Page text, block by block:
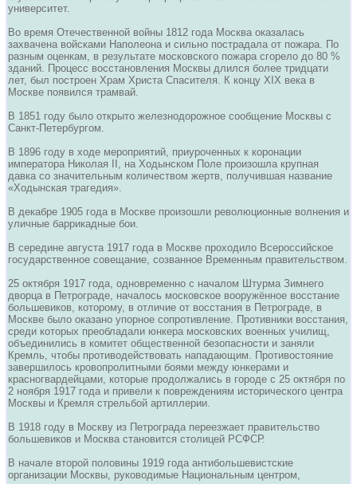
университет.
Во время Отечественной войны 1812 года Москва оказалась
захвачена войсками Наполеона и сильно пострадала от пожара. По
разным оценкам, в результате московского пожара сгорело до 80 %
зданий. Процесс восстановления Москвы длился более тридцати
лет, был построен Храм Христа Спасителя. К концу XIX века в
Москве появился трамвай.
В 1851 году было открыто железнодорожное сообщение Москвы с
Санкт-Петербургом.
В 1896 году в ходе мероприятий, приуроченных к коронации
императора Николая II, на Ходынском Поле произошла крупная
давка со значительным количеством жертв, получившая название
«Ходынская трагедия».
В декабре 1905 года в Москве произошли революционные волнения и
уличные баррикадные бои.
В середине августа 1917 года в Москве проходило Всероссийское
государственное совещание, созванное Временным правительством.
25 октября 1917 года, одновременно с началом Штурма Зимнего
дворца в Петрограде, началось московское вооружённое восстание
большевиков, которому, в отличие от восстания в Петрограде, в
Москве было оказано упорное сопротивление. Противники восстания,
среди которых преобладали юнкера московских военных училищ,
объединились в комитет общественной безопасности и заняли
Кремль, чтобы противодействовать нападающим. Противостояние
завершилось кровопролитными боями между юнкерами и
красногвардейцами, которые продолжались в городе с 25 октября по
2 ноября 1917 года и привели к повреждениям исторического центра
Москвы и Кремля стрельбой артиллерии.
В 1918 году в Москву из Петрограда переезжает правительство
большевиков и Москва становится столицей РСФСР.
В начале второй половины 1919 года антибольшевистские
организации Москвы, руководимые Национальным центром,